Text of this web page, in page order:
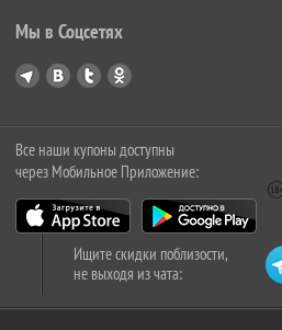
Мы в Соцсетях
Все наши купоны доступны
через Мобильное Приложение:
Ищите скидки поблизости,
не выходя из чата: